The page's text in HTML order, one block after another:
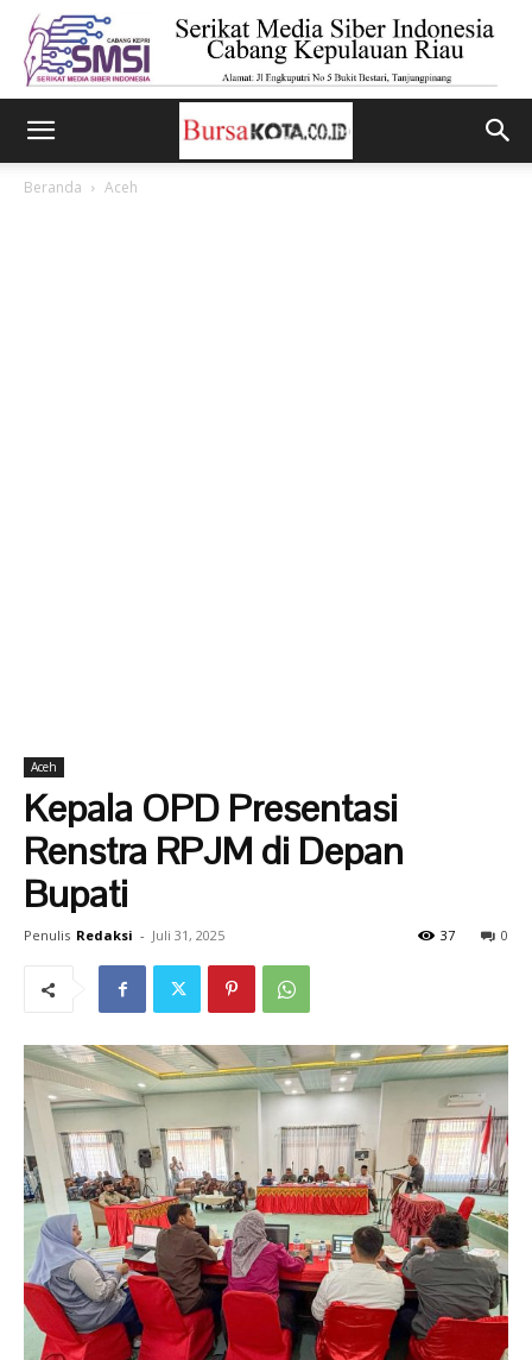
Beranda Aceh
Aceh
Kepala OPD Presentasi
Renstra RPJM di Depan
Bupati
Penulis Redaksi - Juli 31, 2025 0
37